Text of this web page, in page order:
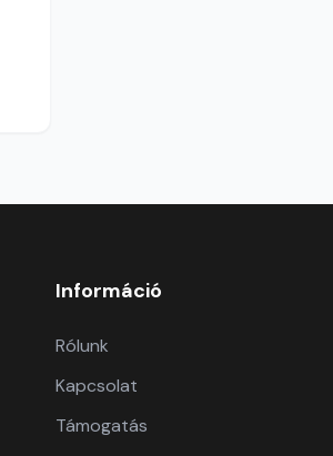
Információ
Rólunk
Kapcsolat
Támogatás